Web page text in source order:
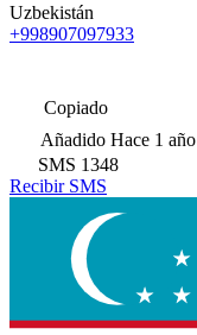
Uzbekistán
+998907097933
Copiado
Añadido Hace 1 año
SMS 1348
Recibir SMS